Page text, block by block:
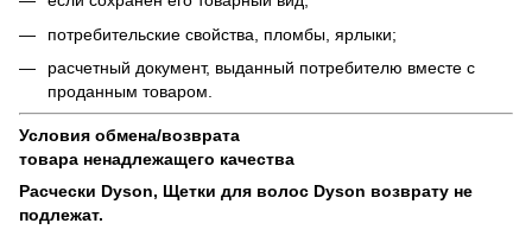
потребительские свойства, пломбы, ярлыки;
расчетный документ, выданный потребителю вместе с
проданным товаром.
Условия обмена/возврата
товара ненадлежащего качества
Расчески Dyson, Щетки для волос Dyson возврату не
подлежат.